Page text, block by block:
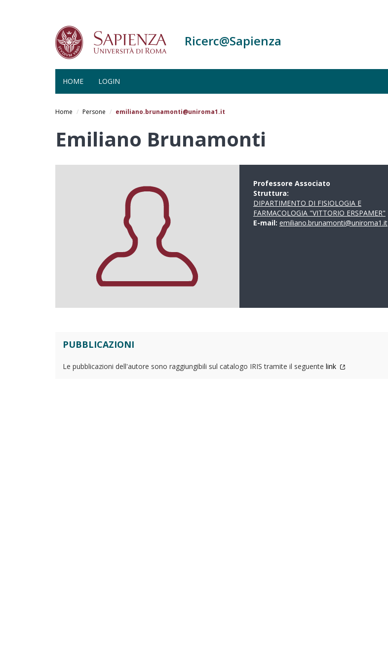
Ricerc@Sapienza
HOME LOGIN
Home Persone emiliano.brunamonti@uniroma1.it
Emiliano Brunamonti
Professore Associato
Struttura:
DIPARTIMENTO DI FISIOLOGIA E
FARMACOLOGIA "VITTORIO ERSPAMER"
E-mail: emiliano.brunamonti@uniroma1.it
PUBBLICAZIONI
Le pubblicazioni dell'autore sono raggiungibili sul catalogo IRIS tramite il seguente link